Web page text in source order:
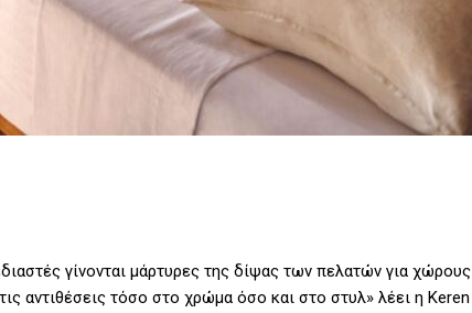
γίνονται μάρτυρες της δίψας των πελατών για χώρους
αντιθέσεις τόσο στο χρώμα όσο και στο στυλ» λέει η Keren